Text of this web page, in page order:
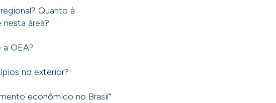
Quanto à
nesta área?
OEA?
no exterior?
econômico no Brasil”